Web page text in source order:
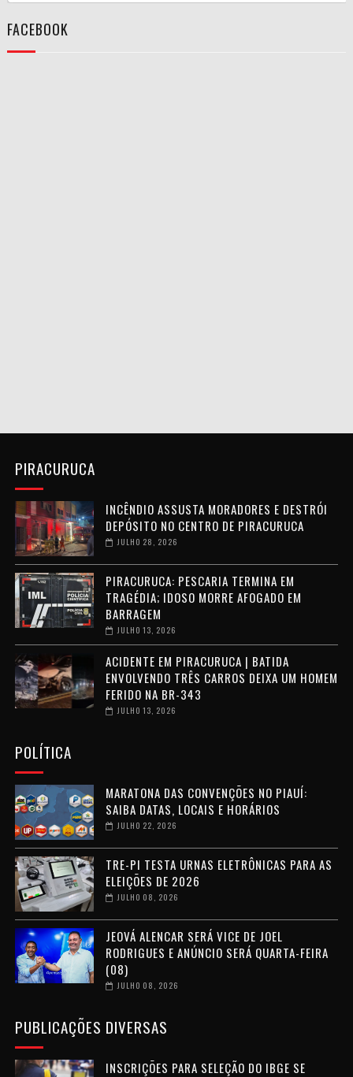
FACEBOOK
PIRACURUCA
INCÊNDIO ASSUSTA MORADORES E DESTRÓI
DEPÓSITO NO CENTRO DE PIRACURUCA
JULHO 28, 2026
PIRACURUCA: PESCARIA TERMINA EM
TRAGÉDIA; IDOSO MORRE AFOGADO EM
BARRAGEM
JULHO 13, 2026
ACIDENTE EM PIRACURUCA | BATIDA
ENVOLVENDO TRÊS CARROS DEIXA UM HOMEM
FERIDO NA BR-343
JULHO 13, 2026
POLÍTICA
MARATONA DAS CONVENÇÕES NO PIAUÍ:
SAIBA DATAS, LOCAIS E HORÁRIOS
JULHO 22, 2026
TRE-PI TESTA URNAS ELETRÔNICAS PARA AS
ELEIÇÕES DE 2026
JULHO 08, 2026
JEOVÁ ALENCAR SERÁ VICE DE JOEL
RODRIGUES E ANÚNCIO SERÁ QUARTA-FEIRA
(08)
JULHO 08, 2026
PUBLICAÇÕES DIVERSAS
INSCRIÇÕES PARA SELEÇÃO DO IBGE SE